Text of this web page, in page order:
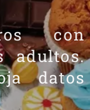
con
adultos.
datos